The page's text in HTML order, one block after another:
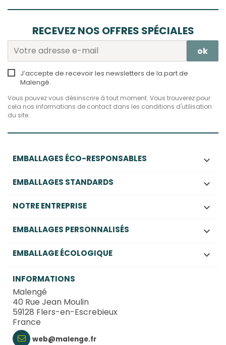
RECEVEZ NOS OFFRES SPÉCIALES
J’accepte de recevoir les newsletters de la part de
Malengé.
Vous pouvez vous désinscrire à tout moment. Vous trouverez pour
cela nos informations de contact dans les conditions d'utilisation
du site.
EMBALLAGES ÉCO-RESPONSABLES 
EMBALLAGES STANDARDS 
NOTRE ENTREPRISE 
EMBALLAGES PERSONNALISÉS 
EMBALLAGE ÉCOLOGIQUE 
INFORMATIONS
Malengé
40 Rue Jean Moulin
59128 Flers-en-Escrebieux
France
web@malenge.fr